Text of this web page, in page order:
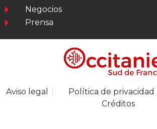
Negocios
Prensa
Aviso legal Política de privacidad
Créditos